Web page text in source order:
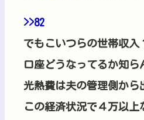
>>82
でもこいつらの世帯収入
口座どうなってるか知
光熱費は夫の管理側から
この経済状況で４万以上